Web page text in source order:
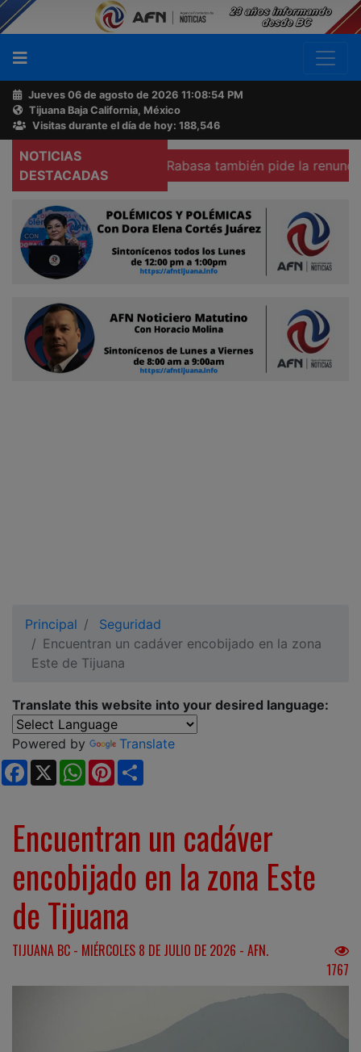
Jueves 06 de agosto de 2026 11:08:55 PM
Tijuana Baja California, México
Visitas durante el día de hoy: 188,546
NOTICIAS
DESTACADAS
Colegio Emilio Rabasa también pide la renuncia de la
Principal
Seguridad
Encuentran un cadáver encobijado en la zona
Este de Tijuana
Translate this website into your desired language:
Powered by
Translate
Facebook
X WhatsApp
Pinterest
Encuentran un cadáver
encobijado en la zona Este
de Tijuana
TIJUANA BC - MIÉRCOLES 8 DE JULIO DE 2026 - AFN.
1767
Buscador
Acerca
de
AFN
Ventas
Contacto
Reportero
Ciudadano